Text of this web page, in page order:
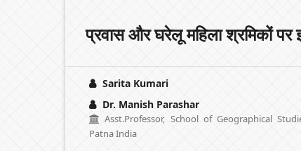
प्रवास और घरेलू महिला श्रमिकों पर
Sarita Kumari
Dr. Manish Parashar
Asst.Professor, School of Geographical
Patna India